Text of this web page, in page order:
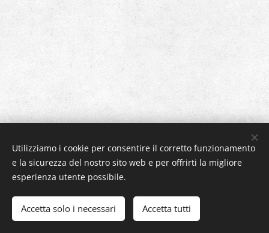
Cookies
Utilizziamo i cookie per consentire il corretto funzionamento
e la sicurezza del nostro sito web e per offrirti la migliore
esperienza utente possibile.
Accetta solo i necessari Accetta tutti